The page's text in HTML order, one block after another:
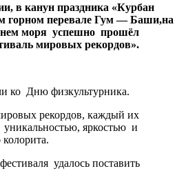
в канун праздника «Курбан
горном перевале Гум — Баши,на
моря успешно прошёл
мировых рекордов».
ко Дню физкультурника.
рекордов, каждый их
яркостью и
удалось поставить